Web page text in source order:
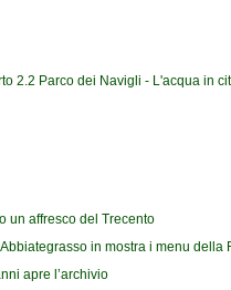
2.2 Parco dei Navigli - L'acqua in
un affresco del Trecento
in mostra i menu della
apre l’archivio